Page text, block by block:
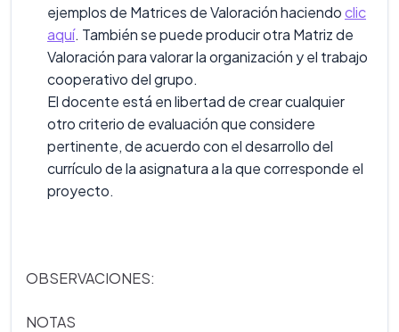
ejemplos de Matrices de Valoración haciendoclic
aquí. También se puede producir otra Matriz de
Valoración para valorar la organización y el trabajo
cooperativo del grupo.
El docente está en libertad de crear cualquier
otro criterio de evaluación que considere
pertinente, de acuerdo con el desarrollo del
currículo de la asignatura a la que corresponde el
proyecto.
OBSERVACIONES:
NOTAS